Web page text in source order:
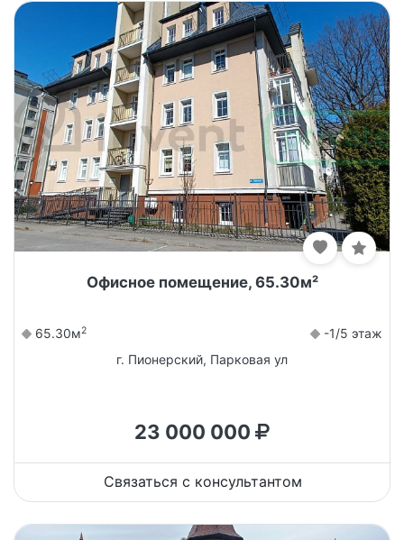
Офисное помещение, 65.30м²
65.30м2
-1/5 этаж
г. Пионерский, Парковая ул
23 000 000
Связаться с консультантом